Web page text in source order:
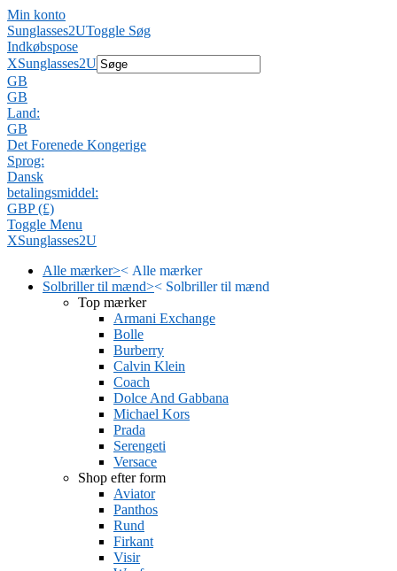
Min konto
Sunglasses2UToggle Søg
Indkøbspose
XSunglasses2U
GB
GB
Land:
GB
Det Forenede Kongerige
Sprog:
Dansk
betalingsmiddel:
GBP (£)
Toggle Menu
XSunglasses2U
Alle mærker>< Alle mærker
Solbriller til mænd>< Solbriller til mænd
Top mærker
Armani Exchange
Bolle
Burberry
Calvin Klein
Coach
Dolce And Gabbana
Michael Kors
Prada
Serengeti
Versace
Shop efter form
Aviator
Panthos
Rund
Firkant
Visir